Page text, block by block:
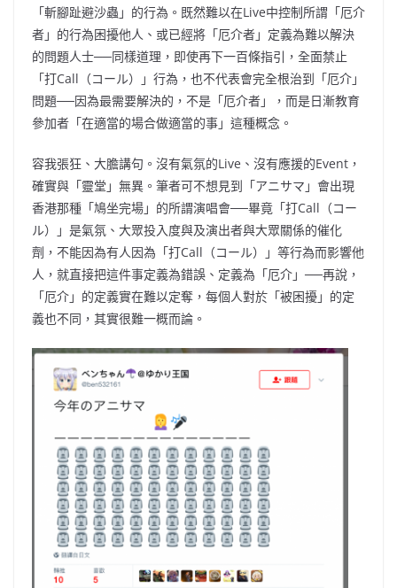
「斬腳趾避沙蟲」的行為。既然難以在Live中控制所謂「厄介
者」的行為困擾他人、或已經將「厄介者」定義為難以解決
的問題人士──同樣道理，即使再下一百條指引，全面禁止
「打Call（コール）」行為，也不代表會完全根治到「厄介」
問題──因為最需要解決的，不是「厄介者」，而是日漸教育
參加者「在適當的場合做適當的事」這種概念。
容我張狂、大膽講句。沒有氣氛的Live、沒有應援的Event，
確實與「靈堂」無異。筆者可不想見到「アニサマ」會出現
香港那種「鳩坐完場」的所謂演唱會──畢竟「打Call（コー
ル）」是氣氛、大眾投入度與及演出者與大眾關係的催化
劑，不能因為有人因為「打Call（コール）」等行為而影響他
人，就直接把這件事定義為錯誤、定義為「厄介」──再說，
「厄介」的定義實在難以定奪，每個人對於「被困擾」的定
義也不同，其實很難一概而論。